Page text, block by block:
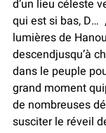
d’un lieu céleste
qui est si bas, D…
lumières de
descendjusqu’à
dans le peuple
grand moment
de nombreuses
susciter le réveil